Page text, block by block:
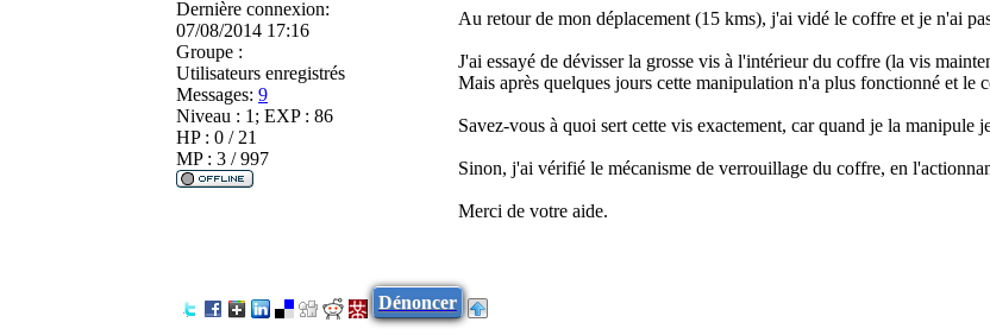
Dernière connexion:
07/08/2014 17:16
Groupe :
Utilisateurs enregistrés
Messages: 9
Niveau : 1; EXP : 86
HP : 0 / 21
MP : 3 / 997
Au retour de mon déplacement (15 kms), j'ai vidé le coffre et je n'ai
J'ai essayé de dévisser la grosse vis à l'intérieur du coffre (la vis
Mais après quelques jours cette manipulation n'a plus fonctionné et le
Savez-vous à quoi sert cette vis exactement, car quand je la manipule
Sinon, j'ai vérifié le mécanisme de verrouillage du coffre, en
Merci de votre aide.
Dénoncer